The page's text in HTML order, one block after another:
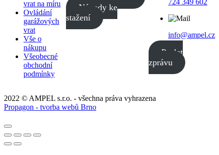
vrat na míru
Ovládání
garážových
vrat
Vše o
nákupu
Všeobecné
obchodní
podmínky
Návody ke
stažení
info@ampel.cz
Poslat
zprávu
2022 © AMPEL s.r.o. - všechna práva vyhrazena
Propagon - tvorba webů Brno